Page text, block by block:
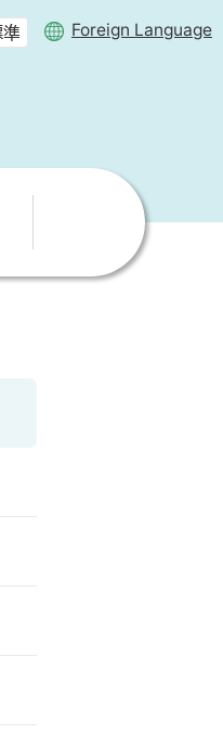
Foreign Language